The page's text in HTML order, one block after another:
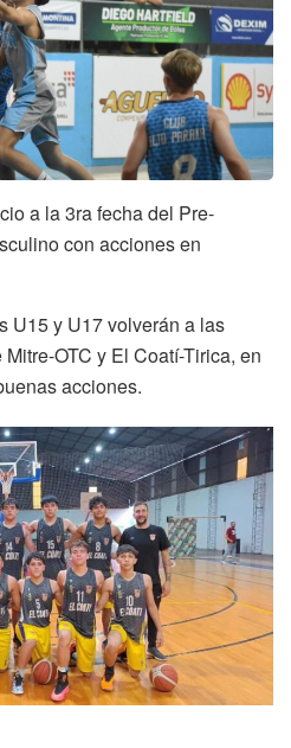
a la 3ra fecha del Pre-
con acciones en
U15 y U17 volverán a las
OTC y El Coatí-Tirica, en
acciones.